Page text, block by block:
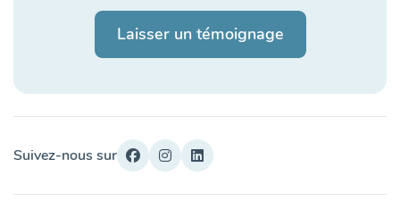
Laisser un témoignage
Suivez-nous sur